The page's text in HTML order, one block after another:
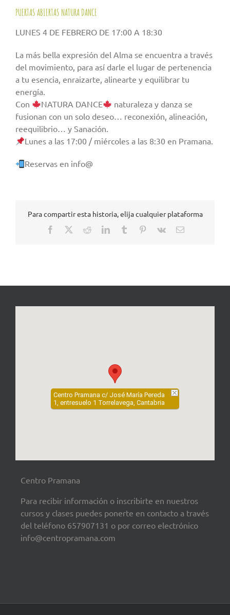
PUERTAS ABIERTAS NATURA DANCE
LUNES 4 DE FEBRERO DE 17:00 A 18:30
La más bella expresión del Alma se encuentra a través
del movimiento, para así darle el lugar de pertenencia
a tu esencia, enraizarte, alinearte y equilibrar tu
energía.
Con
NATURA DANCE
naturaleza y danza se
fusionan con un solo deseo… reconexión, alineación,
reequilibrio… y Sanación.
Lunes a las 17:00 / miércoles a las 8:30 en Pramana.
Reservas en info@
Para compartir esta historia, elija cualquier plataforma
Facebook RedditLinkedInTumblr Pinterest
Vk
Correo
Centro Pramana c/ José María Pereda
1, entresuelo 1 Torrelavega, Cantabria
Centro Pramana
Para recibir información o inscribirte en nuestros
cursos y clases puedes ponerte en contacto a través
del teléfono 657907131 o por correo electrónico
info@centropramana.com